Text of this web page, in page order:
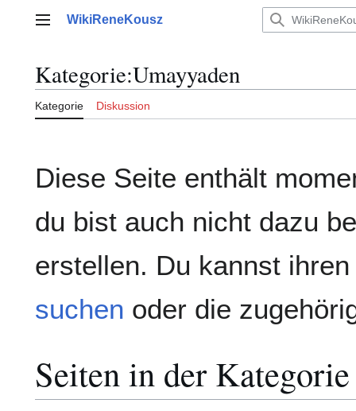
Hauptmenü
WikiReneKousz
Kategorie:Umayyaden
Kategorie Diskussion
Diese Seite enthält
du bist auch nicht dazu
erstellen. Du kannst
suchen oder die
Seiten in der